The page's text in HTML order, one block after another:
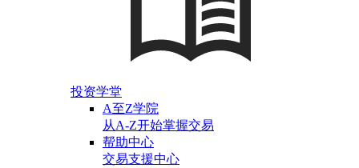
投资学堂
A至Z学院
从A-Z开始掌握交易
帮助中心
交易支援中心